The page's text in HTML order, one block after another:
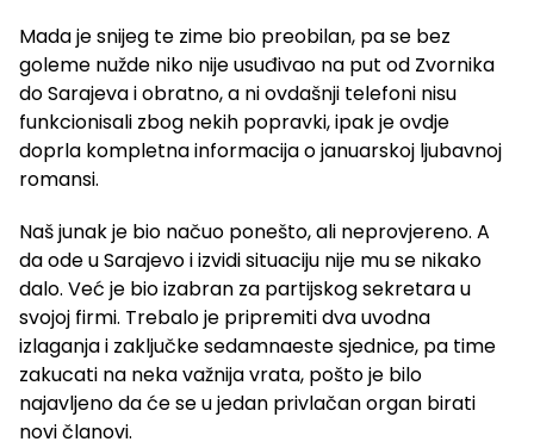
Mada je snijeg te zime bio preobilan, pa se bez
goleme nužde niko nije usuđivao na put od Zvornika
do Sarajeva i obratno, a ni ovdašnji telefoni nisu
funkcionisali zbog nekih popravki, ipak je ovdje
doprla kompletna informacija o januarskoj ljubavnoj
romansi.
Naš junak je bio načuo ponešto, ali neprovjereno. A
da ode u Sarajevo i izvidi situaciju nije mu se nikako
dalo. Već je bio izabran za partijskog sekretara u
svojoj firmi. Trebalo je pripremiti dva uvodna
izlaganja i zaključke sedamnaeste sjednice, pa time
zakucati na neka važnija vrata, pošto je bilo
najavljeno da će se u jedan privlačan organ birati
novi članovi.